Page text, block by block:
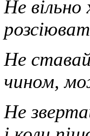
Не
Не
чином,
Не